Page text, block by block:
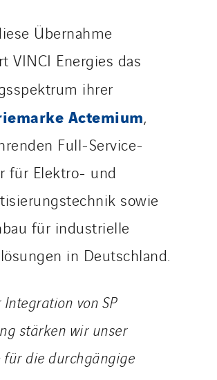
Übernahme
VINCI Energies das
ihrer
Actemium,
Full-Service-
für Elektro- und
sowie
für industrielle
in Deutschland.
von SP
stärken wir unser
für die durchgängige